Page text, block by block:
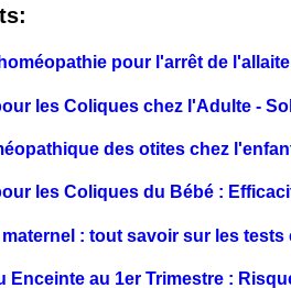
pour l'arrêt de
les Coliques chez l'Adulte -
des otites chez
les Coliques du Bébé :
: tout savoir sur les tests
Enceinte au 1er Trimestre :